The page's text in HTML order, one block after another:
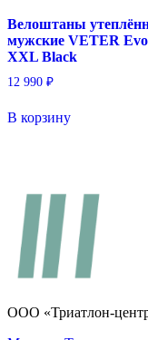
Велоштаны
мужские VETER
XXL Black
12 990 ₽
В корзину
ООО «Триатлон-